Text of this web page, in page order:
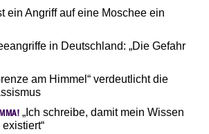
ein Angriff auf eine Moschee ein
in Deutschland: „Die Gefahr
am Himmel“ verdeutlicht die
„Ich schreibe, damit mein Wissen